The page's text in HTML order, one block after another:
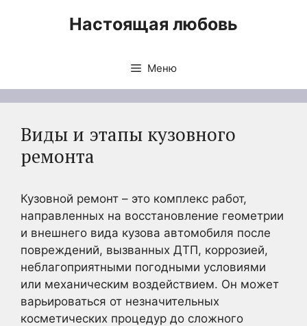
Настоящая любовь
Меню
Виды и этапы кузовного
ремонта
Кузовной ремонт – это комплекс работ,
направленных на восстановление геометрии
и внешнего вида кузова автомобиля после
повреждений, вызванных ДТП, коррозией,
неблагоприятными погодными условиями
или механическим воздействием. Он может
варьироваться от незначительных
косметических процедур до сложного